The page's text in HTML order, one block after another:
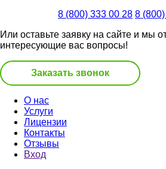
8 (800) 333 00 28 8
Или оставьте заявку на сайте и мы
интересующие вас вопросы!
Заказать звонок
О нас
Услуги
Лицензии
Контакты
Отзывы
Вход